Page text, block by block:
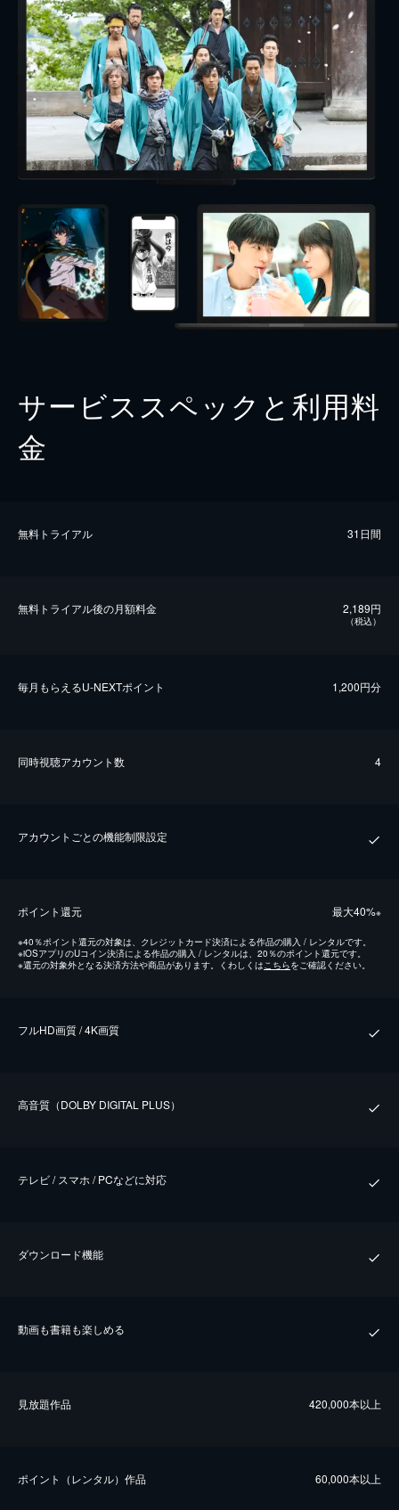
サービススペックと利用料
金
無料トライアル 31日間
無料トライアル後の⽉額料金 2,189円
（税込）
毎⽉もらえるU-NEXTポイント 1,200円分
同時視聴アカウント数 4
アカウントごとの機能制限設定
ポイント還元 最⼤40%※
※40％ポイント還元の対象は、クレジットカード決済による作品の購入 / レンタルです。
※iOSアプリのUコイン決済による作品の購入 / レンタルは、20％のポイント還元です。
※還元の対象外となる決済方法や商品があります。くわしくはこちらをご確認ください。
フルHD画質 / 4K画質
⾼⾳質（DOLBY DIGITAL PLUS）
テレビ / スマホ / PCなどに対応
ダウンロード機能
動画も書籍も楽しめる
⾒放題作品 420,000本以上
ポイント（レンタル）作品 60,000本以上